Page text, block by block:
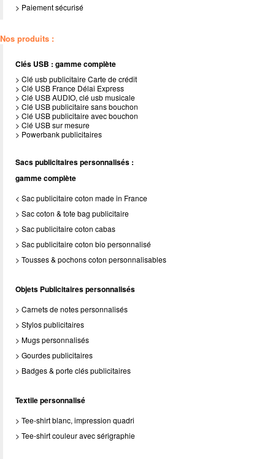
> Paiement sécurisé
Nos produits :
Clés USB : gamme complète
> Clé usb publicitaire Carte de crédit
> Clé USB France Délai Express
> Clé USB AUDIO, clé usb musicale
> Clé USB publicitaire sans bouchon
> Clé USB publicitaire avec bouchon
> Clé USB sur mesure
> Powerbank publicitaires
Sacs publicitaires personnalisés :
gamme complète
< Sac publicitaire coton made in France
> Sac coton & tote bag publicitaire
> Sac publicitaire coton cabas
> Sac publicitaire coton bio personnalisé
> Tousses & pochons coton personnalisables
Objets Publicitaires personnalisés
> Carnets de notes personnalisés
> Stylos publicitaires
> Mugs personnalisés
> Gourdes publicitaires
> Badges & porte clés publicitaires
Textile personnalisé
> Tee-shirt blanc, impression quadri
> Tee-shirt couleur avec sérigraphie